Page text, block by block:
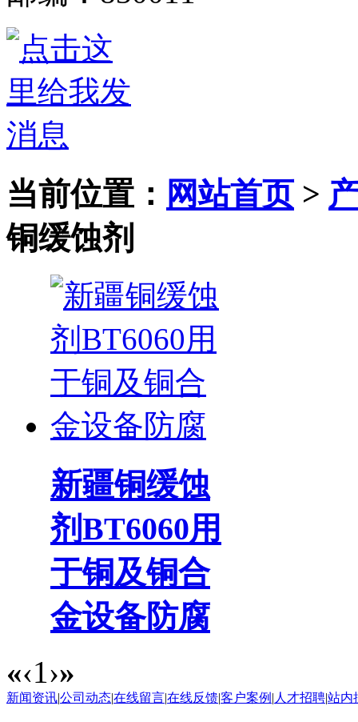
当前位置： 网站首页>
铜缓蚀剂
新疆铜缓蚀
剂BT6060用
于铜及铜合
金设备防腐
«‹1›»
新闻资讯|公司动态|在线留言|在线反馈|客户案例 | 人才招聘|站内